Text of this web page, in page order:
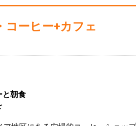
コーヒー+カフェ
と朝食